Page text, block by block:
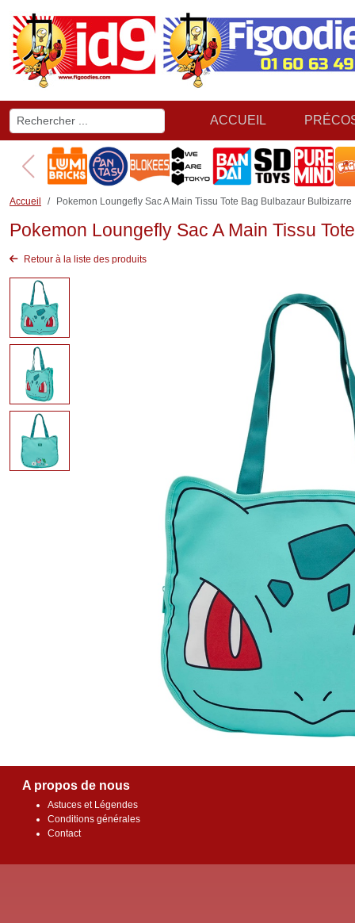
ACCUEIL
Accueil Pokemon Loungefly Sac A Main Tissu Tote Bag Bulbazaur Bulbizarre
Pokemon Loungefly Sac A Main Tissu
Retour à la liste des produits
A propos de nous
Astuces et Légendes
Conditions générales
Contact